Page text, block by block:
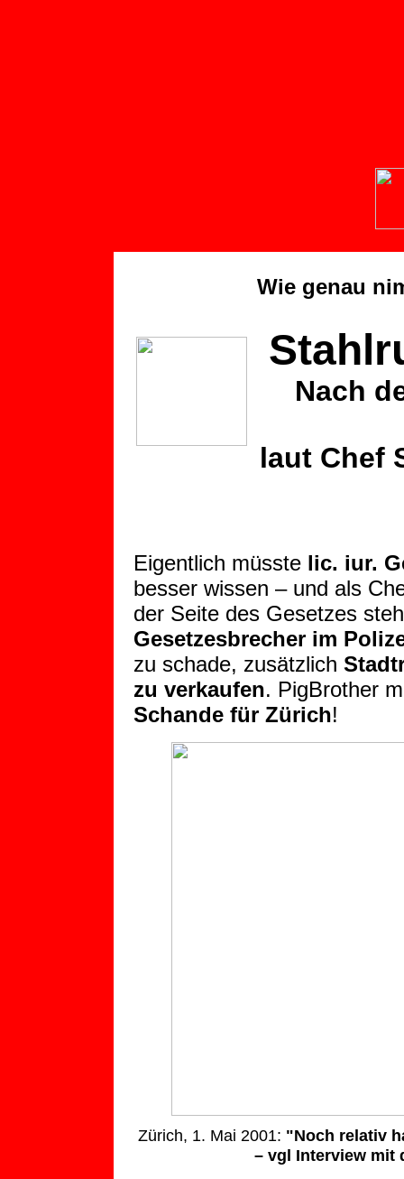
Wie genau
Nach
laut Chef
Eigentlich müsste lic. iur.
besser wissen – und als
der Seite des Gesetzes
Gesetzesbrecher im
zu schade, zusätzlich
zu verkaufen. PigBrother
Schande für Zürich!
Zürich, 1. Mai 2001: "Noch relativ
– vgl Interview mit